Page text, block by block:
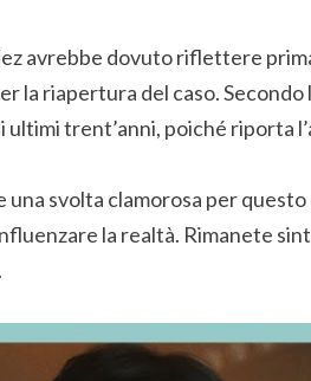
avrebbe dovuto riflettere
la riapertura del caso. Secondo
trent’anni, poiché riporta
svolta clamorosa per
la realtà. Rimanete